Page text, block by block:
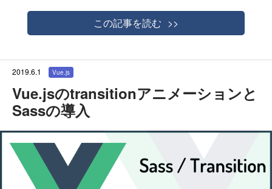
この記事を読む
Vue.jsのtransitionアニメーションと
Sassの導入
2019.6.1 Vue.js